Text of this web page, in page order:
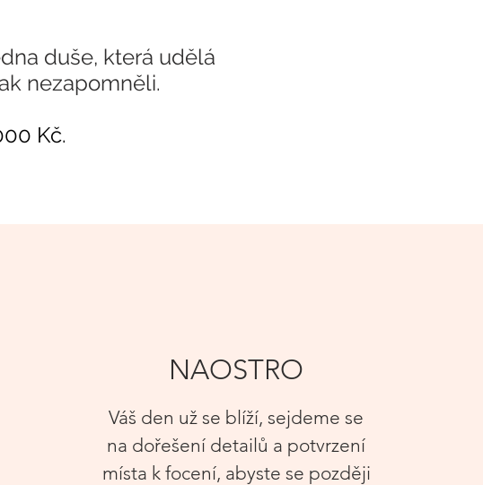
duše, která udělá
nezapomněli.
Kč.
NAOSTRO
Váš den už se blíží, sejdeme se
na dořešení detailů a potvrzení
místa k focení, abyste se později